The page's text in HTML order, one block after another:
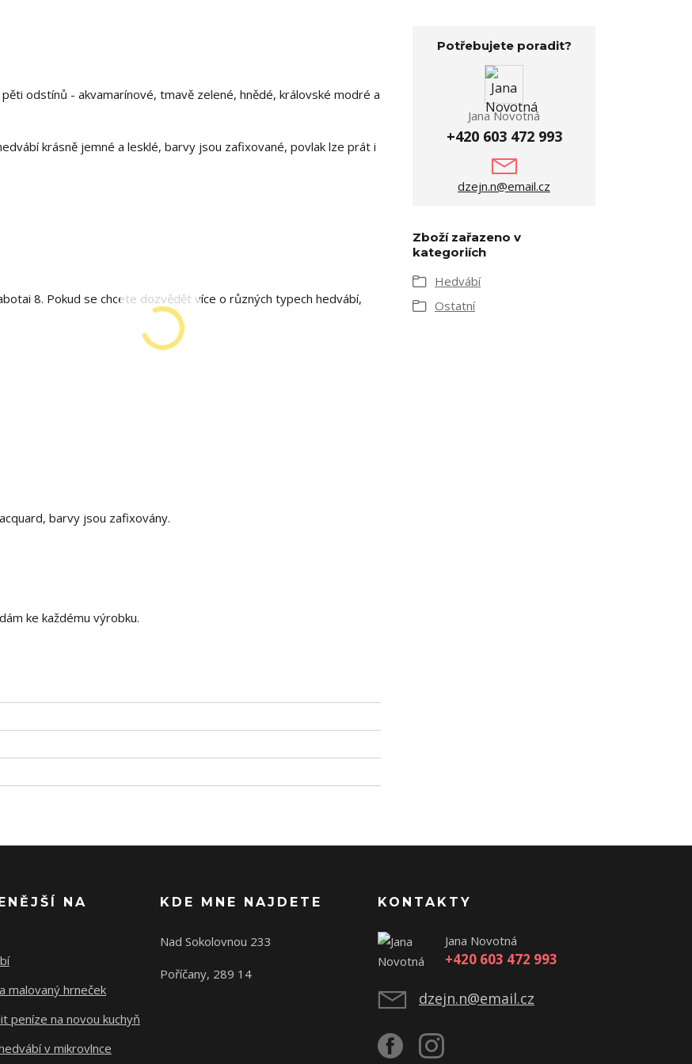
odstínů - akvamarínové, tmavě zelené, hnědé, královské modré a
krásně jemné a lesklé, barvy jsou zafixované, povlak lze prát i
8. Pokud se chcete dozvědět více o různých typech hedvábí,
barvy jsou zafixovány.
ke každému výrobku.
Potřebujete poradit?
Jana Novotná
+420 603 472 993
dzejn.n@email.cz
Zboží zařazeno v
kategoriích
Hedvábí
Ostatní
NA
malovaný hrneček
peníze na novou kuchyň
v mikrovlnce
KDE MNE NAJDETE
Nad Sokolovnou 233
Poříčany, 289 14
KONTAKTY
Jana Novotná
+420 603 472 993
dzejn.n@email.cz